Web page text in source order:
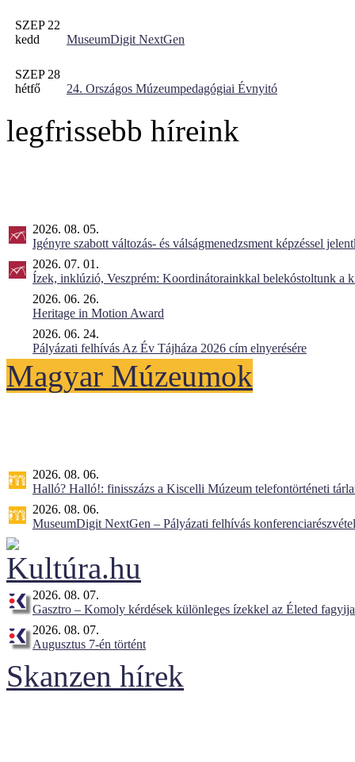
SZEP 22
kedd
MuseumDigit NextGen
SZEP 28
hétfő
24. Országos Múzeumpedagógiai Évnyitó
legfrissebb híreink
2026. 08. 05.
Igényre szabott változás- és válságmenedzsment képzéssel
2026. 07. 01.
Ízek, inklúzió, Veszprém: Koordinátorainkkal belekóstoltunk a
2026. 06. 26.
Heritage in Motion Award
2026. 06. 24.
Pályázati felhívás Az Év Tájháza 2026 cím elnyerésére
Magyar Múzeumok
2026. 08. 06.
Halló? Halló!: finisszázs a Kiscelli Múzeum telefontörténeti
2026. 08. 06.
MuseumDigit NextGen – Pályázati felhívás
2026. 08. 07.
Gasztro – Komoly kérdések különleges ízekkel az Életed
2026. 08. 07.
Augusztus 7-én történt
Skanzen hírek